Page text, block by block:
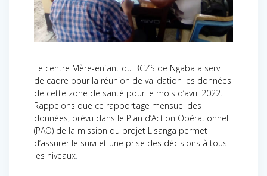
Le centre Mère-enfant du BCZS de Ngaba a servi
de cadre pour la réunion de validation les données
de cette zone de santé pour le mois d’avril 2022.
Rappelons que ce rapportage mensuel des
données, prévu dans le Plan d’Action Opérationnel
(PAO) de la mission du projet Lisanga permet
d’assurer le suivi et une prise des décisions à tous
les niveaux